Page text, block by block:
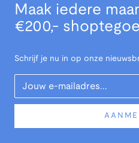
Maak iedere
€200,-
Schrijf je nu in op onze
Your Email